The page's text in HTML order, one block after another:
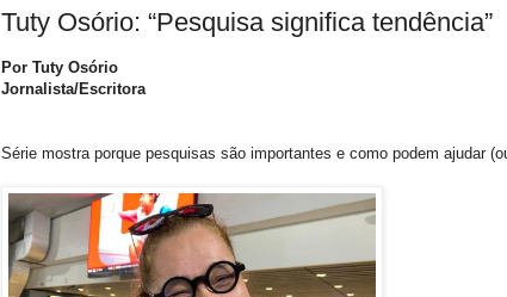
Tuty Osório: “Pesquisa significa tendência”
Por Tuty Osório
Jornalista/Escritora
Série mostra porque pesquisas são importantes e como podem ajudar